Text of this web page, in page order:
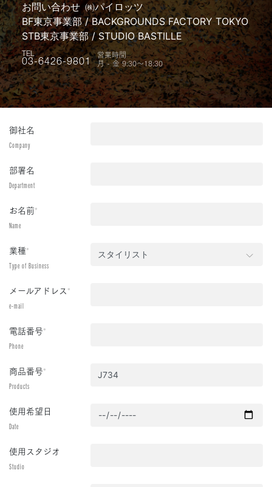
お問い合わせ ㈱パイロッツ
BF東京事業部 / BACKGROUNDS FACTORY TOKYO
STB東京事業部 / STUDIO BASTILLE
TEL
03-6426-9801
営業時間
月 - 金 9:30〜18:30
御社名
Company
部署名
Department
お名前*
Name
業種*
Type of Business
メールアドレス*
e-mail
電話番号*
Phone
商品番号*
Products
使用希望日
Date
使用スタジオ
Studio